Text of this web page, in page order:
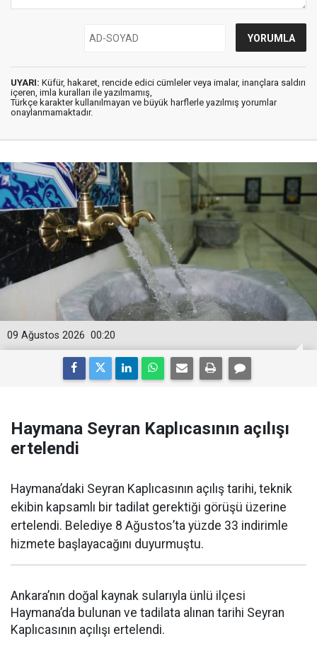
UYARI: Küfür, hakaret, rencide edici cümleler veya imalar, inançlara saldırı
içeren, imla kuralları ile yazılmamış,
Türkçe karakter kullanılmayan ve büyük harflerle yazılmış yorumlar
onaylanmamaktadır.
00:20
09 Ağustos 2026
Haymana Seyran Kaplıcasının açılışı
ertelendi
Haymana’daki Seyran Kaplıcasının açılış tarihi, teknik
ekibin kapsamlı bir tadilat gerektiği görüşü üzerine
ertelendi. Belediye 8 Ağustos’ta yüzde 33 indirimle
hizmete başlayacağını duyurmuştu.
Ankara’nın doğal kaynak sularıyla ünlü ilçesi
Haymana’da bulunan ve tadilata alınan tarihi Seyran
Kaplıcasının açılışı ertelendi.